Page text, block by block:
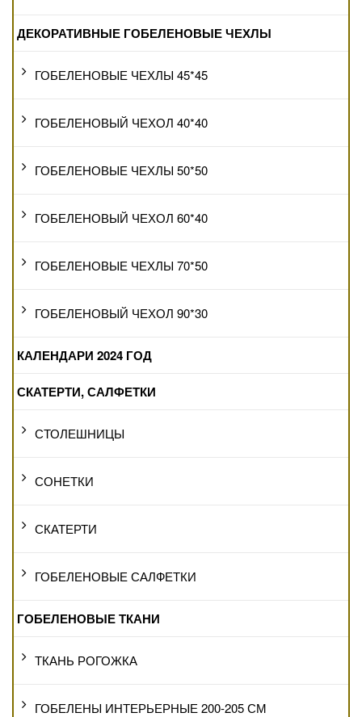
ДЕКОРАТИВНЫЕ ГОБЕЛЕНОВЫЕ ЧЕХЛЫ
ГОБЕЛЕНОВЫЕ ЧЕХЛЫ 45*45
ГОБЕЛЕНОВЫЙ ЧЕХОЛ 40*40
ГОБЕЛЕНОВЫЕ ЧЕХЛЫ 50*50
ГОБЕЛЕНОВЫЙ ЧЕХОЛ 60*40
ГОБЕЛЕНОВЫЕ ЧЕХЛЫ 70*50
ГОБЕЛЕНОВЫЙ ЧЕХОЛ 90*30
КАЛЕНДАРИ 2024 ГОД
СКАТЕРТИ, САЛФЕТКИ
СТОЛЕШНИЦЫ
СОНЕТКИ
СКАТЕРТИ
ГОБЕЛЕНОВЫЕ САЛФЕТКИ
ГОБЕЛЕНОВЫЕ ТКАНИ
ТКАНЬ РОГОЖКА
ГОБЕЛЕНЫ ИНТЕРЬЕРНЫЕ 200-205 СМ